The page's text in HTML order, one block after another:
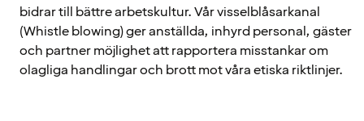
bidrar till bättre arbetskultur. Vår visselblåsarkanal
(Whistle blowing) ger anställda, inhyrd personal, gäster
och partner möjlighet att rapportera misstankar om
olagliga handlingar och brott mot våra etiska riktlinjer.